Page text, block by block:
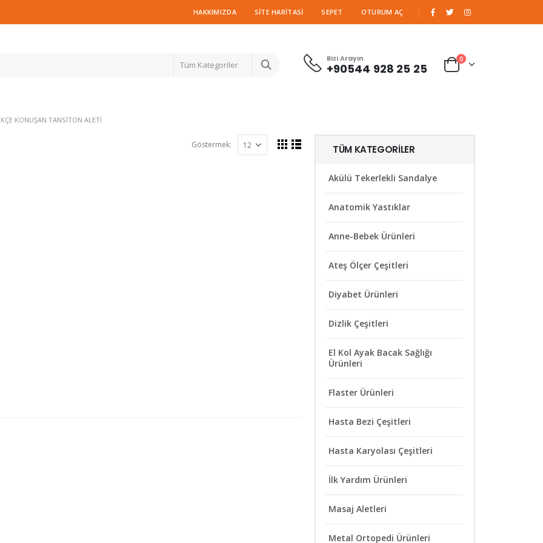
HAKKIMIZDA SITE HARITASI SEPET OTURUM AÇ
Tüm Kategoriler
Bizi Arayın
+90544 928 25 25
0
KONUŞAN TANSITON ALETI
Göstermek: TÜM KATEGORILER
Akülü Tekerlekli Sandalye
Anatomik Yastıklar
Anne-Bebek Ürünleri
Ateş Ölçer Çeşitleri
Diyabet Ürünleri
Dizlik Çeşitleri
El Kol Ayak Bacak Sağlığı
Ürünleri
Flaster Ürünleri
Hasta Bezi Çeşitleri
Hasta Karyolası Çeşitleri
İlk Yardım Ürünleri
Masaj Aletleri
Metal Ortopedi Ürünleri